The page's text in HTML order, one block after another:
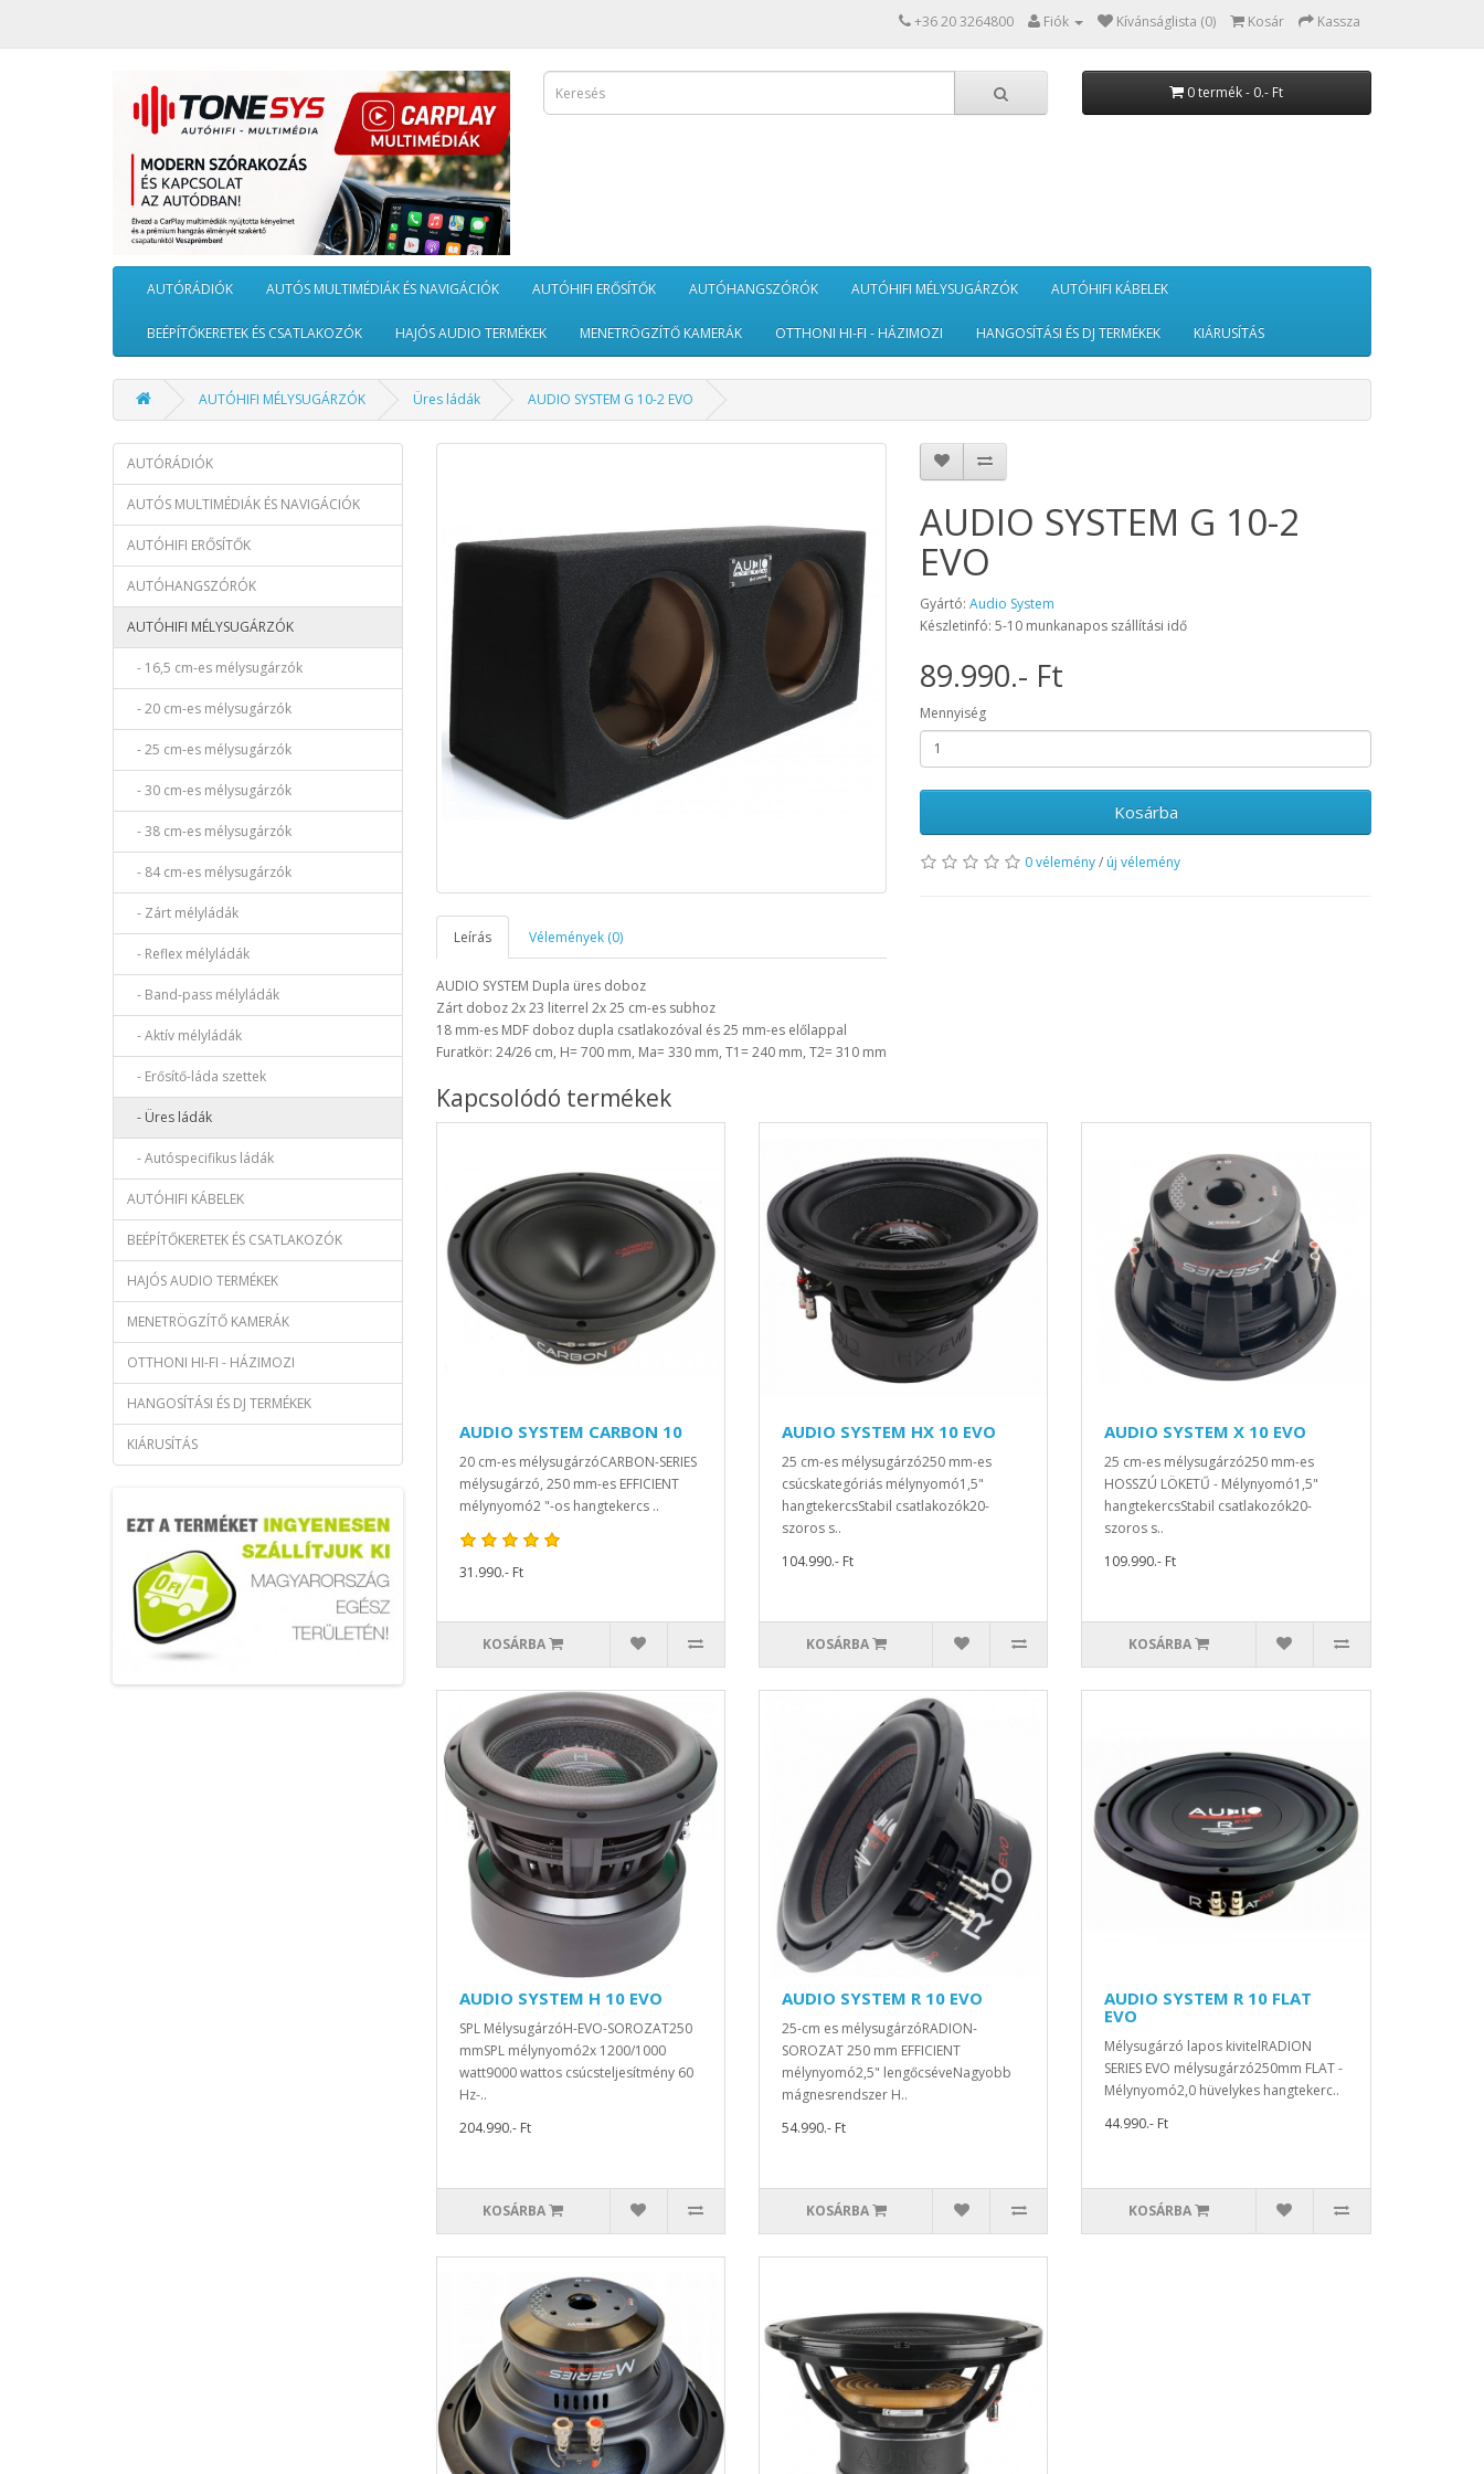
+36 20 3264800 Fiók Kívánságlista (0) Kosár Kassza
0 termék - 0.- Ft
AUTÓRÁDIÓK AUTÓS MULTIMÉDIÁK ÉS NAVIGÁCIÓK AUTÓHIFI ERŐSÍTŐK AUTÓHANGSZÓRÓK AUTÓHIFI MÉLYSUGÁRZÓK AUTÓHIFI KÁBELEK
BEÉPÍTŐKERETEK ÉS CSATLAKOZÓK HAJÓS AUDIO TERMÉKEK MENETRÖGZÍTŐ KAMERÁK OTTHONI HI-FI - HÁZIMOZI HANGOSÍTÁSI ÉS DJ TERMÉKEK KIÁRUSÍTÁS
AUTÓHIFI MÉLYSUGÁRZÓK Üres ládák AUDIO SYSTEM G 10-2 EVO
AUTÓRÁDIÓK
AUTÓS MULTIMÉDIÁK ÉS NAVIGÁCIÓK
AUTÓHIFI ERŐSÍTŐK
AUTÓHANGSZÓRÓK
AUTÓHIFI MÉLYSUGÁRZÓK
- 16,5 cm-es mélysugárzók
- 20 cm-es mélysugárzók
- 25 cm-es mélysugárzók
- 30 cm-es mélysugárzók
- 38 cm-es mélysugárzók
- 84 cm-es mélysugárzók
- Zárt mélyládák
- Reflex mélyládák
- Band-pass mélyládák
- Aktív mélyládák
- Erősítő-láda szettek
- Üres ládák
- Autóspecifikus ládák
AUTÓHIFI KÁBELEK
BEÉPÍTŐKERETEK ÉS CSATLAKOZÓK
HAJÓS AUDIO TERMÉKEK
MENETRÖGZÍTŐ KAMERÁK
OTTHONI HI-FI - HÁZIMOZI
HANGOSÍTÁSI ÉS DJ TERMÉKEK
KIÁRUSÍTÁS
Leírás Vélemények (0)
AUDIO SYSTEM Dupla üres doboz
Zárt doboz 2x 23 literrel 2x 25 cm-es subhoz
18 mm-es MDF doboz dupla csatlakozóval és 25 mm-es előlappal
Furatkör: 24/26 cm, H= 700 mm, Ma= 330 mm, T1= 240 mm, T2= 310 mm
AUDIO SYSTEM G 10-2
EVO
Gyártó:Audio System
Készletinfó: 5-10 munkanapos szállítási idő
89.990.- Ft
Mennyiség
Kosárba
0 vélemény/ új vélemény
Kapcsolódó termékek
AUDIO SYSTEM CARBON 10
20 cm-es mélysugárzóCARBON-SERIES
mélysugárzó, 250 mm-es EFFICIENT
mélynyomó2 "-os hangtekercs ..
31.990.- Ft
KOSÁRBA
AUDIO SYSTEM HX 10 EVO
25 cm-es mélysugárzó250 mm-es
csúcskategóriás mélynyomó1,5"
hangtekercsStabil csatlakozók20-
szoros s..
104.990.- Ft
KOSÁRBA
AUDIO SYSTEM X 10 EVO
25 cm-es mélysugárzó250 mm-es
HOSSZÚ LÖKETŰ - Mélynyomó1,5"
hangtekercsStabil csatlakozók20-
szoros s..
109.990.- Ft
KOSÁRBA
AUDIO SYSTEM H 10 EVO
SPL MélysugárzóH-EVO-SOROZAT250
mmSPL mélynyomó2x 1200/1000
watt9000 wattos csúcsteljesítmény 60
Hz-..
204.990.- Ft
KOSÁRBA
AUDIO SYSTEM R 10 EVO
25-cm es mélysugárzóRADION-
SOROZAT 250 mm EFFICIENT
mélynyomó2,5" lengőcséveNagyobb
mágnesrendszer H..
54.990.- Ft
KOSÁRBA
AUDIO SYSTEM R 10 FLAT
EVO
Mélysugárzó lapos kivitelRADION
SERIES EVO mélysugárzó250mm FLAT -
Mélynyomó2,0 hüvelykes hangtekerc..
44.990.- Ft
KOSÁRBA